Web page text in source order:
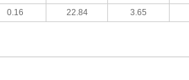
0.16 22.84 3.65